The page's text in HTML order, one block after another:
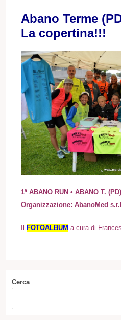
Abano Terme
La copertina!!!
1ª ABANO RUN • ABANO T.
Organizzazione:AbanoMed
FOTOALBUM a cura di
Cerca